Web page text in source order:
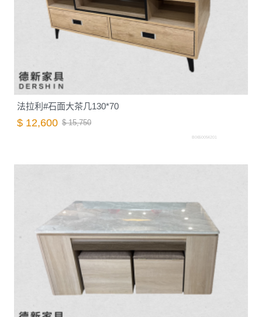
法拉利#石面大茶几130*70
$ 12,600 $ 15,750
B0650054201